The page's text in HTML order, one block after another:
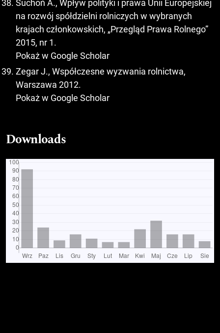
Suchoń A., Wpływ polityki i prawa Unii Europejskiej
na rozwój spółdzielni rolniczych w wybranych
krajach członkowskich, „Przegląd Prawa Rolnego”
2015, nr 1.
Pokaż w Google Scholar
Zegar J., Współczesne wyzwania rolnictwa,
Warszawa 2012.
Pokaż w Google Scholar
Downloads